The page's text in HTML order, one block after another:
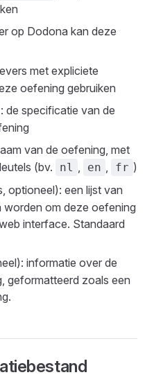
op Dodona kan deze
met expliciete
oefening gebruiken
de specificatie van de
van de oefening, met
(bv. nl , en , fr )
optioneel): een lijst van
worden om deze oefening
interface. Standaard
informatie over de
geformatteerd zoals een